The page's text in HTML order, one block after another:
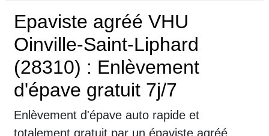
Epaviste agréé VHU
Oinville-Saint-Liphard
(28310) : Enlèvement
d'épave gratuit 7j/7
Enlèvement d'épave auto rapide et
totalement gratuit par un épaviste agréé